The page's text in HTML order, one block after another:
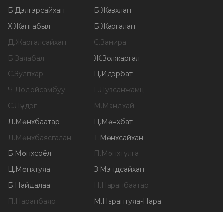
Б.Дэлгэрсайхан Б.Жавхлан
Х.Жангабыл Б.Жаргалан
Д.Жаргалсайхан С.Замира
Б.Заяабал Ж.Золжаргал
С.Зулпхар Ц. Идэрбат
Ч .Лодойсамбуу Г.Лувсанжамц
С.Лүндэг М . Мандхай
Л . Мөнхбаатар Ц. Мөнхбат
Л . Мөнхбаясгалан Т. Мөнхсайхан
Б. Мөнхсоёл П . Мөнхтулга
Ц. Мөнхтуяа З. Мэндсайхан
Б. Найдалаа Н . Наранбаатар
П . Наранбаяр М . Нарантуяа-Нара